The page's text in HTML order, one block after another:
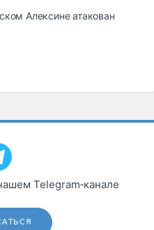
Алексине атакован
Telegram‑канале